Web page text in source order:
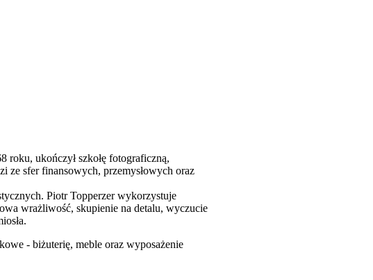
roku, ukończył szkołę fotograficzną,
ze sfer finansowych, przemysłowych oraz
Piotr Topperzer wykorzystuje
wrażliwość, skupienie na detalu, wyczucie
- biżuterię, meble oraz wyposażenie